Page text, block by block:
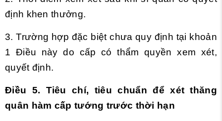
định khen thưởng.
3. Trường hợp đặc biệt chưa quy định tại khoản
1 Điều này do cấp có thẩm quyền xem xét,
quyết định.
Điều 5. Tiêu chí, tiêu chuẩn để xét thăng
quân hàm cấp tướng trước thời hạn